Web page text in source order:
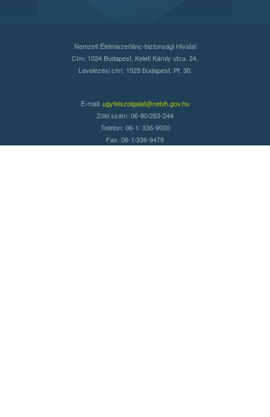
Nemzeti Élelmiszerlánc-biztonsági Hivatal
Cím: 1024 Budapest, Keleti Károly utca. 24.
Levelezési cím: 1525 Budapest. Pf. 30.
E-mail: ugyfelszolgalat@nebih.gov.hu
Zöld szám: 06-80/263-244
Telefon: 06-1/ 336-9000
Fax: 06-1/336-9479